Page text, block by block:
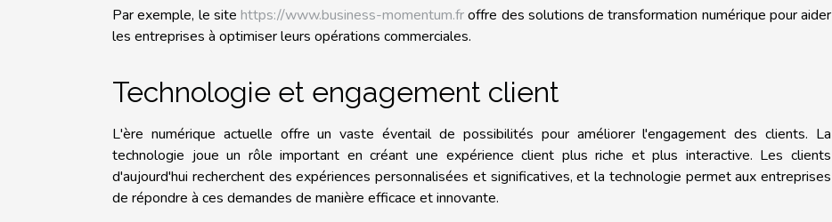
Par exemple, le site https://www.business-momentum.froffre des solutions de transformation numérique pour aider
les entreprises à optimiser leurs opérations commerciales.
Technologie et engagement client
L'ère numérique actuelle offre un vaste éventail de possibilités pour améliorer l'engagement des clients. La
technologie joue un rôle important en créant une expérience client plus riche et plus interactive. Les clients
d'aujourd'hui recherchent des expériences personnalisées et significatives, et la technologie permet aux entreprises
de répondre à ces demandes de manière efficace et innovante.